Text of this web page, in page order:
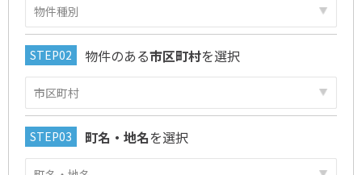
物件のある市区町村を選択
町名・地名を選択